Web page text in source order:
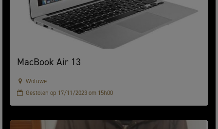
MacBook Air 13
Woluwe
Gestolen op 17/11/2023 om 15h00